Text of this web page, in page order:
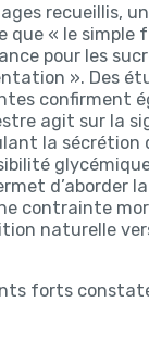
recueillis,
que « le simple
pour les
». Des
confirment
agit sur la
la sécrétion
d’aborder
contrainte
naturelle
forts